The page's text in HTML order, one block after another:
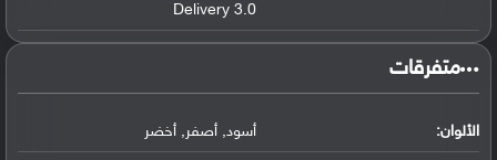
Delivery 3.0
متفرقات
الألوان: أسود, أصفر, أخضر